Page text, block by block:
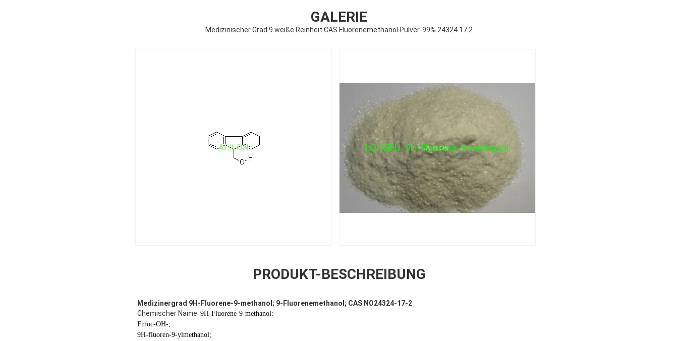
GALERIE
Medizinischer Grad 9 weiße Reinheit CAS Fluorenemethanol Pulver-99% 24324 17 2
PRODUKT-BESCHREIBUNG
Medizinergrad 9H-Fluorene-9-methanol; 9-Fluorenemethanol; CAS NO24324-17-2
Chemischer Name: 9H-Fluorene-9-methanol:
Fmoc-OH-;
9H-fluoren-9-ylmethanol;